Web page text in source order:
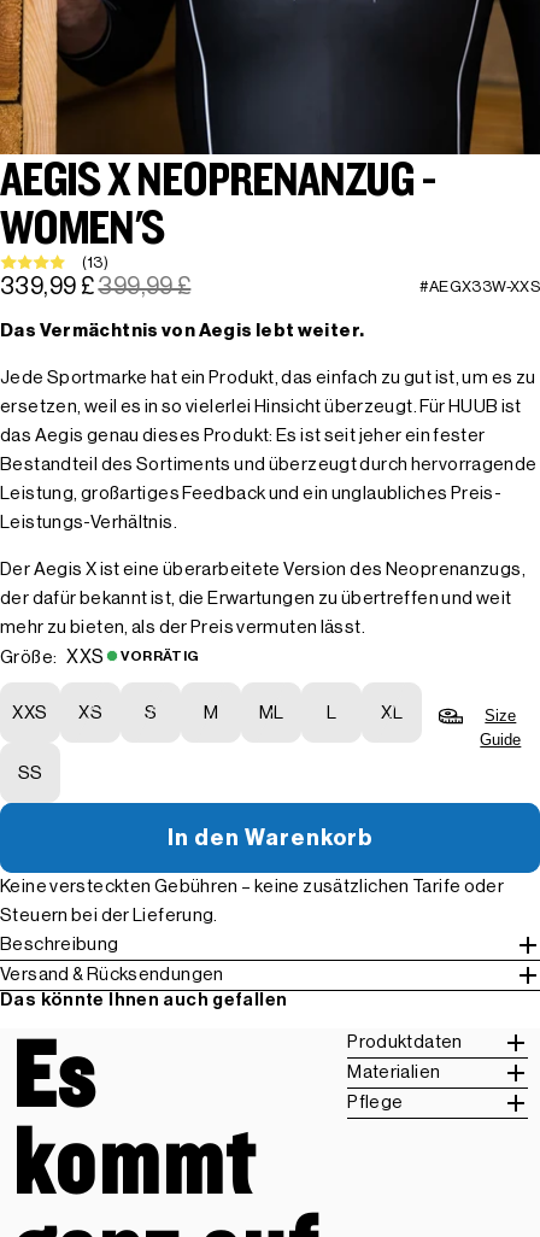
AEGIS X NEOPRENANZUG -
WOMEN'S
(13)
339,99 £399,99 £ #AEGX33W-XXS
Das Vermächtnis von Aegis lebt weiter.
Jede Sportmarke hat ein Produkt, das einfach zu gut ist, um es zu
ersetzen, weil es in so vielerlei Hinsicht überzeugt. Für HUUB ist
das Aegis genau dieses Produkt: Es ist seit jeher ein fester
Bestandteil des Sortiments und überzeugt durch hervorragende
Leistung, großartiges Feedback und ein unglaubliches Preis-
Leistungs-Verhältnis.
Der Aegis X ist eine überarbeitete Version des Neoprenanzugs,
der dafür bekannt ist, die Erwartungen zu übertreffen und weit
mehr zu bieten, als der Preis vermuten lässt.
Größe:
XXS VORRÄTIG
XXS XS S M ML XL
SS
Size
Guide
In den Warenkorb
Keine versteckten Gebühren – keine zusätzlichen Tarife oder
Steuern bei der Lieferung.
Beschreibung
Versand & Rücksendungen
Das könnte Ihnen auch gefallen
Es
kommt
Produktdaten
Materialien
Pflege